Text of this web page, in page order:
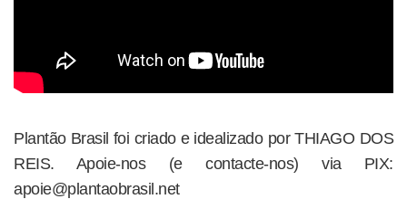
Plantão Brasil foi criado e idealizado por THIAGO DOS
REIS. Apoie-nos (e contacte-nos) via PIX:
apoie@plantaobrasil.net